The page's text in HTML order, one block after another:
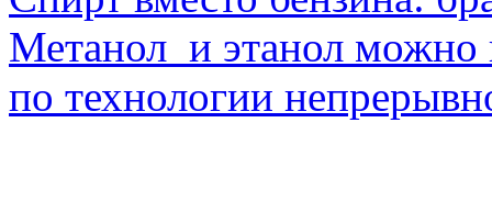
Метанол и этанол можно
по технологии